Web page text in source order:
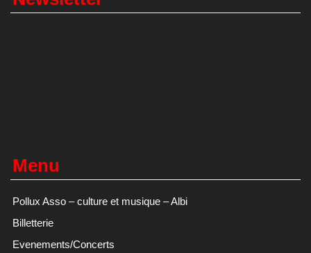
Menu
Pollux Asso – culture et musique – Albi
Billetterie
Evenements/Concerts